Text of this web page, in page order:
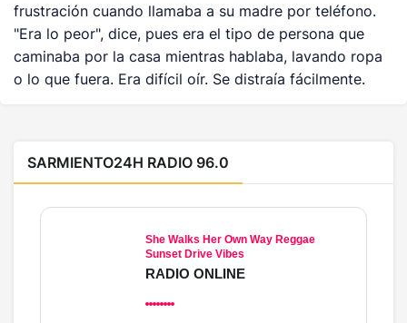
frustración cuando llamaba a su madre por teléfono.
"Era lo peor", dice, pues era el tipo de persona que
caminaba por la casa mientras hablaba, lavando ropa
o lo que fuera. Era difícil oír. Se distraía fácilmente.
SARMIENTO24H RADIO 96.0
She Walks Her Own Way Reggae
Sunset Drive Vibes
RADIO ONLINE